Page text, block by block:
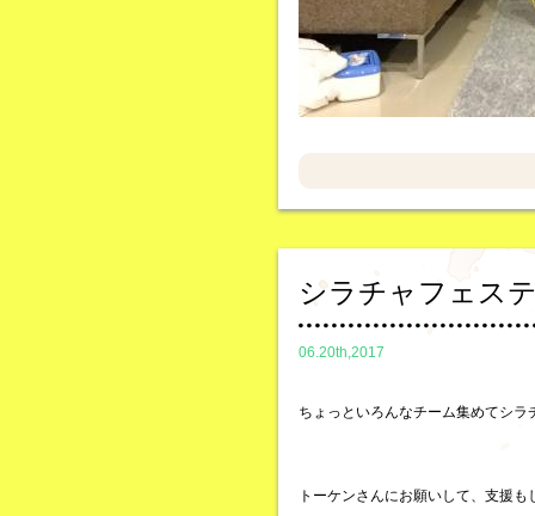
シラチャフェス
06.20th,2017
ちょっといろんなチーム集めてシ
トーケンさんにお願いして、支援